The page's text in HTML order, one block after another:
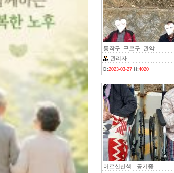
동작구, 구로구, 관악..
관리자
D:2023-03-27 H:4020
어르신산책 - 공기좋..